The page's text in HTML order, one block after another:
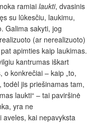
ramiai laukti, dvasinis
su lūkesčiu, laukimu,
Galima sakyti, jog
(ar nerealizuoto)
apimties kaip laukimas.
kantrumas iškart
o konkrečiai – kaip „to,
todėl jis priešinamas tam,
laukti“ – tai paviršinė
yra ne
kai nepavyksta